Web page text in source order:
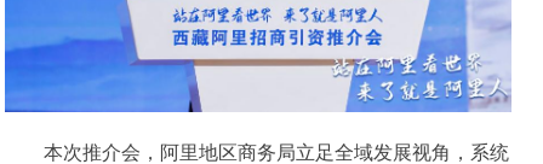
本次推介会，阿里地区商务局立足全域发展视角，系统